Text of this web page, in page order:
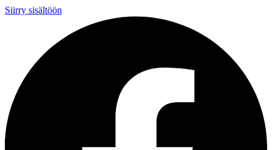
Siirry sisältöön